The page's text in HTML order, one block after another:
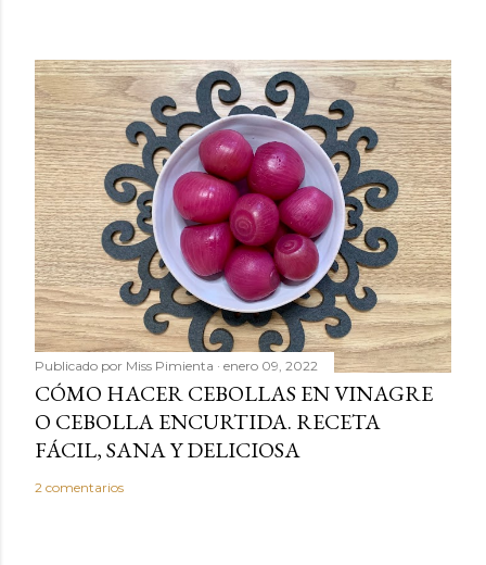
Publicado por Miss Pimienta enero 09, 2022
CÓMO HACER CEBOLLAS EN VINAGRE
O CEBOLLA ENCURTIDA. RECETA
FÁCIL, SANA Y DELICIOSA
2 comentarios